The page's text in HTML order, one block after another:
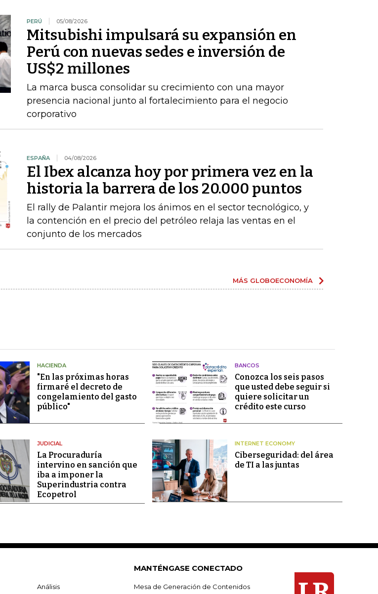
PERÚ 05/08/2026
Mitsubishi impulsará su expansión en
Perú con nuevas sedes e inversión de
US$2 millones
La marca busca consolidar su crecimiento con una mayor
presencia nacional junto al fortalecimiento para el negocio
corporativo
ESPAÑA 04/08/2026
El Ibex alcanza hoy por primera vez en la
historia la barrera de los 20.000 puntos
El rally de Palantir mejora los ánimos en el sector tecnológico, y
la contención en el precio del petróleo relaja las ventas en el
conjunto de los mercados
MÁS GLOBOECONOMÍA
HACIENDA
"En las próximas horas
firmaré el decreto de
congelamiento del gasto
público"
BANCOS
Conozca los seis pasos
que usted debe seguir si
quiere solicitar un
crédito este curso
JUDICIAL
La Procuraduría
intervino en sanción que
iba a imponer la
Superindustria contra
Ecopetrol
INTERNET ECONOMY
Ciberseguridad: del área
de TI a las juntas
Análisis
MANTÉNGASE CONECTADO
Mesa de Generación de Contenidos